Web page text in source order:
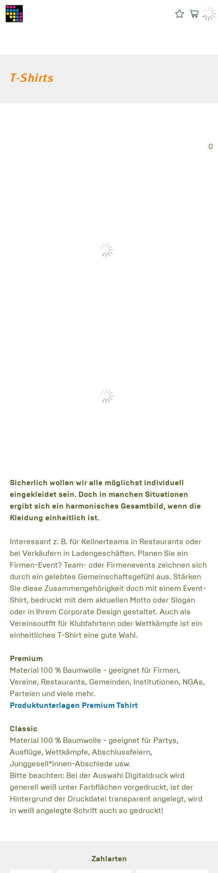
T-Shirts
0
Sicherlich wollen wir alle möglichst individuell
eingekleidet sein. Doch in manchen Situationen
ergibt sich ein harmonisches Gesamtbild, wenn die
Kleidung einheitlich ist.
Interessant z. B. für Kellnerteams in Restaurants oder
bei Verkäufern in Ladengeschäften. Planen Sie ein
Firmen-Event? Team- oder Firmenevents zeichnen sich
durch ein gelebtes Gemeinschaftsgefühl aus. Stärken
Sie diese Zusammengehörigkeit doch mit einem Event-
Shirt, bedruckt mit dem aktuellen Motto oder Slogan
oder in Ihrem Corporate Design gestaltet. Auch als
Vereinsoutfit für Klubfahrtenn oder Wettkämpfe ist ein
einheitliches T-Shirt eine gute Wahl.
Premium
Material 100 % Baumwolle - geeignet für Firmen,
Vereine, Restaurants, Gemeinden, Institutionen, NGAs,
Parteien und viele mehr.
Produktunterlagen Premium Tshirt
Classic
Material 100 % Baumwolle - geeignet für Partys,
Ausflüge, Wettkämpfe, Abschlussfeiern,
Junggesell*innen-Abschiede usw.
Bitte beachten: Bei der Auswahl Digitaldruck wird
generell weiß unter Farbflächen vorgedruckt, ist der
Hintergrund der Druckdatei transparent angelegt, wird
in weiß angelegte Schrift auch so gedruckt!
Zahlarten